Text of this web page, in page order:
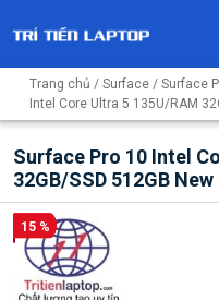
Trang chủ / Surface / Surface
Intel Core Ultra 5 135U/RAM
Surface Pro 10 Intel
32GB/SSD 512GB
15 %